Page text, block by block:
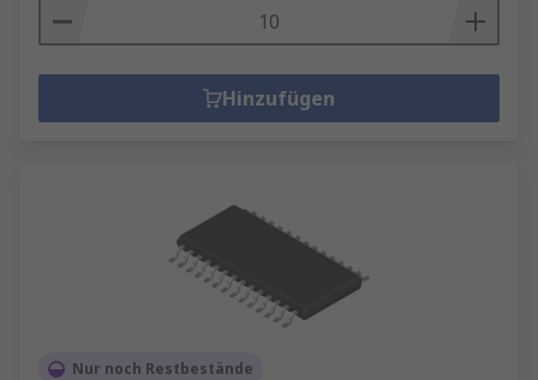
Hinzufügen
Nur noch Restbestände